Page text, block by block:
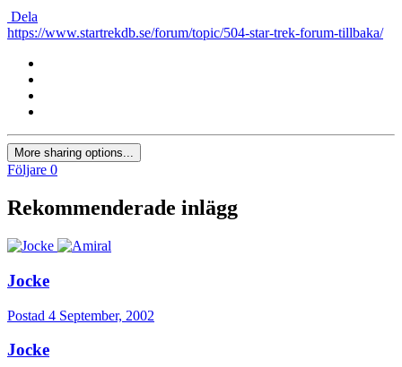
Dela
https://www.startrekdb.se/forum/topic/504-star-trek-forum-tillbaka/
More sharing options...
Följare 0
Rekommenderade inlägg
Jocke
Postad 4 September, 2002
Jocke